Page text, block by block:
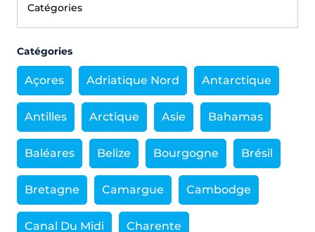
Catégories
Açores Adriatique Nord Antarctique
Antilles Arctique Asie Bahamas
Baléares Belize Bourgogne Brésil
Bretagne Camargue Cambodge
Canal Du Midi Charente